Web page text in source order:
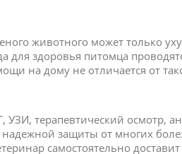
животного может только
для здоровья питомца
на дому не отличается от
УЗИ, терапевтический осмотр,
защиты от многих
самостоятельно